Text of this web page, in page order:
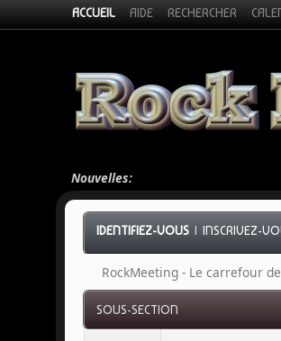
ACCUEIL AIDE RECHERCHER
Nouvelles:
IDENTIFIEZ-VOUS |INSCRIVEZ-
RockMeeting - Le carrefour
SOUS-SECTION